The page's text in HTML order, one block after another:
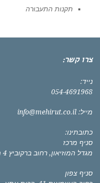
תקנות התעבורה
צרו קשר:
נייד:
054-4691968
מייל: info@mehirut.co.il
כתובתינו:
סניף מרכז
מגדל המוזיאון, רחוב ברקוביץ 4 ת"א
סניף צפון